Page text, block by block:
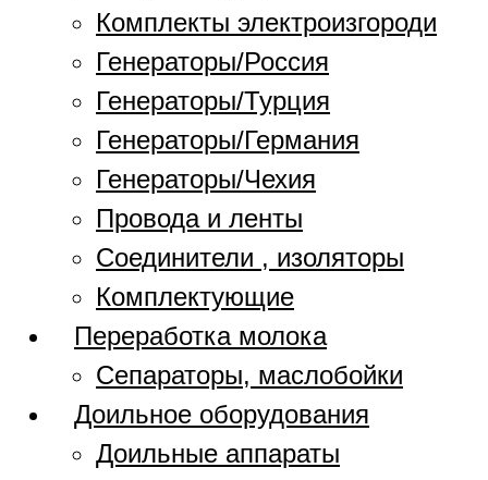
Комплекты электроизгороди
Генераторы/Россия
Генераторы/Турция
Генераторы/Германия
Генераторы/Чехия
Провода и ленты
Соединители , изоляторы
Комплектующие
Переработка молока
Сепараторы, маслобойки
Доильное оборудования
Доильные аппараты